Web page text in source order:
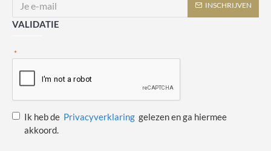
INSCHRIJVEN
VALIDATIE
Ik heb de Privacyverklaring gelezen en ga hiermee
akkoord.